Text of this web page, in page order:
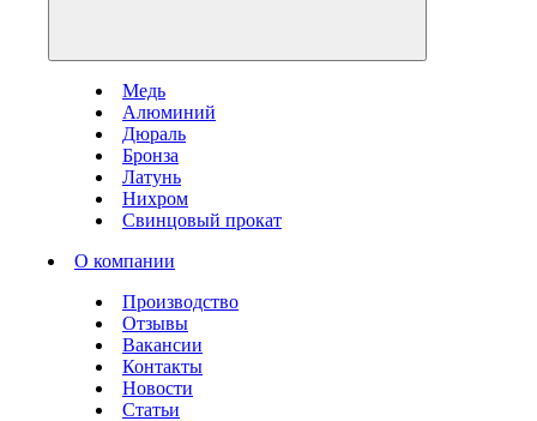
Медь
Алюминий
Дюраль
Бронза
Латунь
Нихром
Свинцовый прокат
О компании
Производство
Отзывы
Вакансии
Контакты
Новости
Статьи